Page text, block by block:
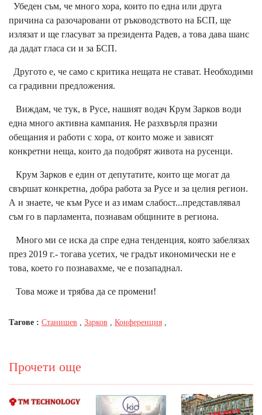
Убеден съм, че много хора, които по една или друга
причина са разочаровани от ръководството на БСП, ще
излязат и ще гласуват за президента Радев, а това дава шанс
да дадат гласа си и за БСП.
Другото е, че само с критика нещата не стават. Необходими
са градивни предложения.
Виждам, че тук, в Русе, нашият водач Крум Зарков води
една много активна кампания. Не разхвърля празни
обещания и работи с хора, от които може и зависят
конкретни неща, които да подобрят живота на русенци.
Крум Зарков е един от депутатите, които ще могат да
свършат конкретна, добра работа за Русе и за целия регион.
А и знаете, че към Русе и аз имам слабост...представлявал
съм го в парламента, познавам общините в региона.
Много ми се иска да спре една тенденция, която забелязах
през 2019 г.- тогава усетих, че градът икономически не е
това, което го познавахме, че е позападнал.
Това може и трябва да се промени!
Тагове : Станишев Зарков Конференция
Прочети още